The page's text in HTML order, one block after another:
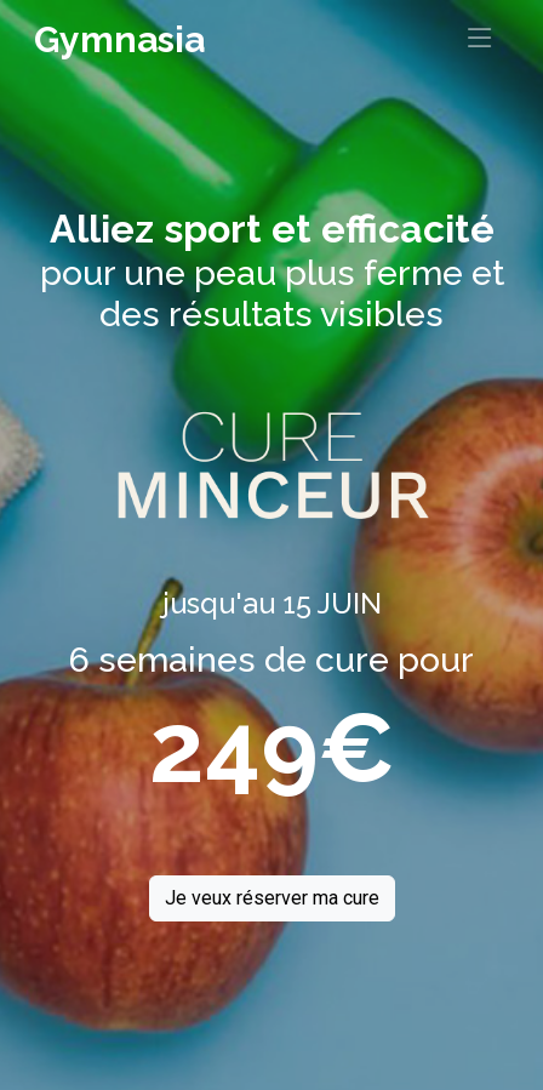
Gymnasia
Alliez sport et efficacité
pour une peau plus ferme et
des résultats visibles
jusqu'au 15 JUIN
6 semaines de cure pour
249€
Je veux réserver ma cure